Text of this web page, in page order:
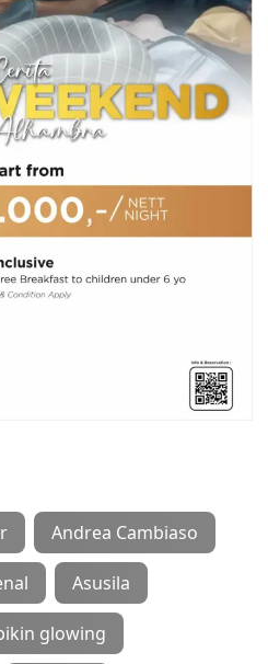
Andrea Cambiaso
Asusila
glowing